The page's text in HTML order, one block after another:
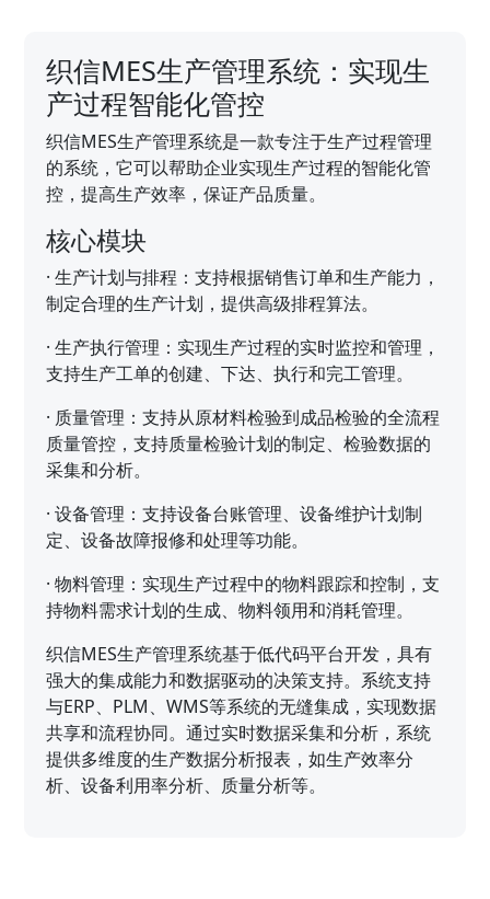
织信MES生产管理系统：实现生
产过程智能化管控
织信MES生产管理系统是一款专注于生产过程管理
的系统，它可以帮助企业实现生产过程的智能化管
控，提高生产效率，保证产品质量。
核心模块
·生产计划与排程：支持根据销售订单和生产能力，
制定合理的生产计划，提供高级排程算法。
·生产执行管理：实现生产过程的实时监控和管理，
支持生产工单的创建、下达、执行和完工管理。
· 质量管理：支持从原材料检验到成品检验的全流程
质量管控，支持质量检验计划的制定、检验数据的
采集和分析。
·设备管理：支持设备台账管理、设备维护计划制
定、设备故障报修和处理等功能。
·物料管理：实现生产过程中的物料跟踪和控制，支
持物料需求计划的生成、物料领用和消耗管理。
织信MES生产管理系统基于低代码平台开发，具有
强大的集成能力和数据驱动的决策支持。系统支持
与ERP、PLM、WMS等系统的无缝集成，实现数据
共享和流程协同。通过实时数据采集和分析，系统
提供多维度的生产数据分析报表，如生产效率分
析、设备利用率分析、质量分析等。